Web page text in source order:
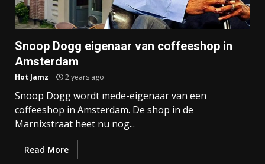
Snoop Dogg eigenaar van coffeeshop in
Amsterdam
Hot Jamz 2 years ago
Snoop Dogg wordt mede-eigenaar van een
coffeeshop in Amsterdam. De shop in de
Marnixstraat heet nu nog...
Read More